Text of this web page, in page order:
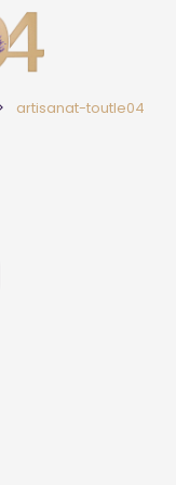
artisanat-toutle04